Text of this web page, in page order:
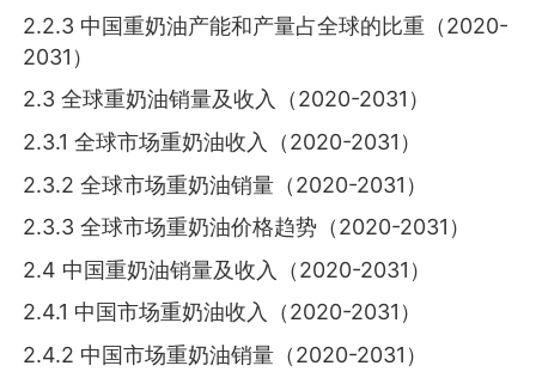
2.2.3 中国重奶油产能和产量占全球的比重（2020-
2031）
2.3 全球重奶油销量及收入（2020-2031）
2.3.1 全球市场重奶油收入（2020-2031）
2.3.2 全球市场重奶油销量（2020-2031）
2.3.3 全球市场重奶油价格趋势（2020-2031）
2.4 中国重奶油销量及收入（2020-2031）
2.4.1 中国市场重奶油收入（2020-2031）
2.4.2 中国市场重奶油销量（2020-2031）